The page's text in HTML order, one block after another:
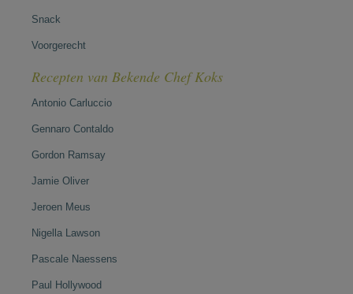
Snack
Voorgerecht
Recepten van Bekende Chef Koks
Antonio Carluccio
Gennaro Contaldo
Gordon Ramsay
Jamie Oliver
Jeroen Meus
Nigella Lawson
Pascale Naessens
Paul Hollywood